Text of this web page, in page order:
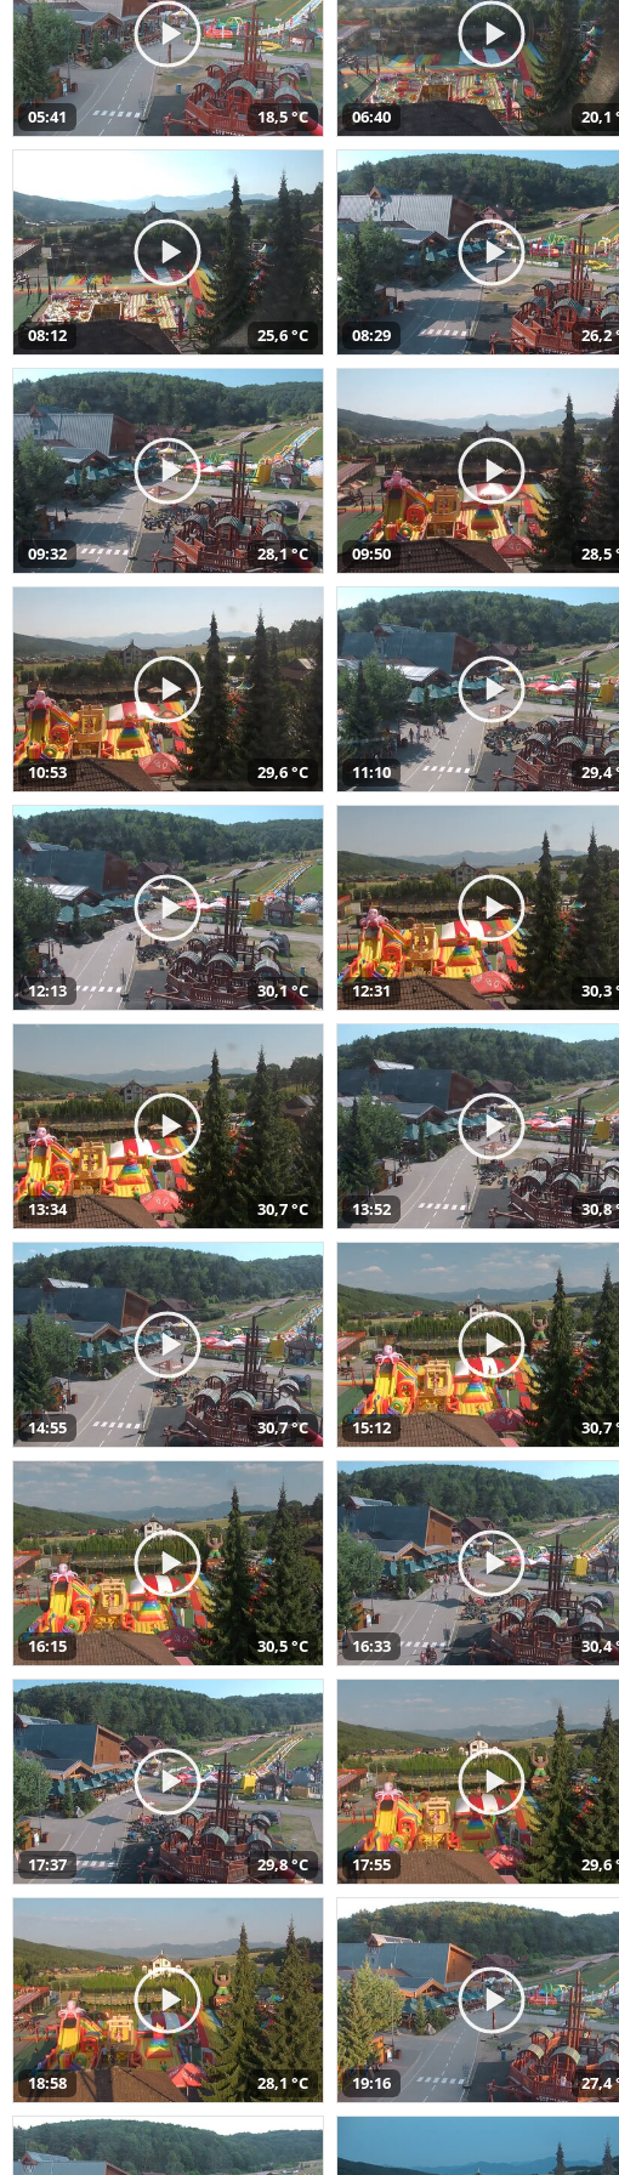
05:41 18,5 °C 06:40 20,1
08:12 25,6 °C 08:29 26,2
09:32 28,1 °C 09:50 28,5
10:53 29,6 °C 11:10 29,4
12:13 30,1 °C 12:31 30,3
13:34 30,7 °C 13:52 30,8
14:55 30,7 °C 15:12 30,7
16:15 30,5 °C 16:33 30,4
17:37 29,8 °C 17:55 29,6
18:58 28,1 °C 19:16 27,4